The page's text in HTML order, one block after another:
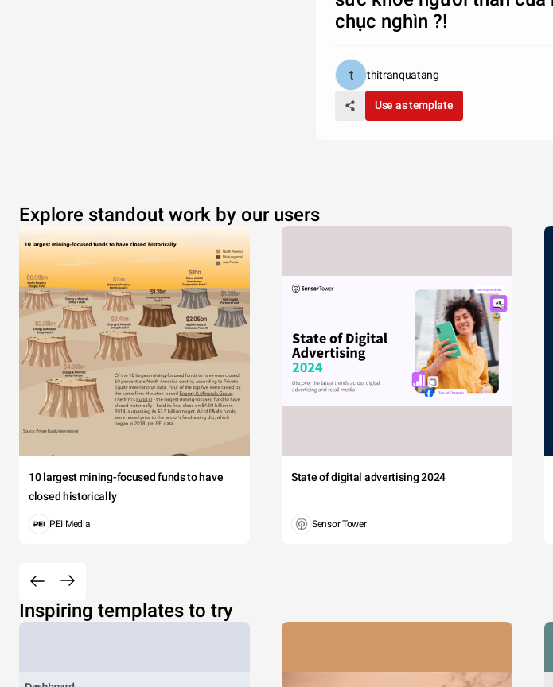
chục nghìn ?!
thitranquatang
Use as template
Explore standout work by our users
10 largest mining-focused funds to have
closed historically
PEI Media
State of digital advertising 2024
Sensor Tower
Inspiring templates to try